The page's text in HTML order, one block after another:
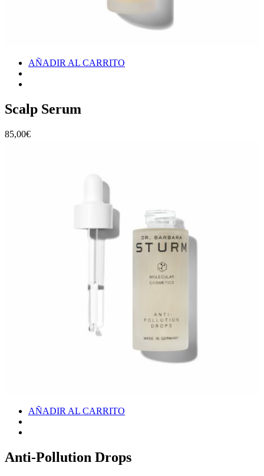
AÑADIR AL CARRITO
Scalp Serum
85,00€
AÑADIR AL CARRITO
Anti-Pollution Drops